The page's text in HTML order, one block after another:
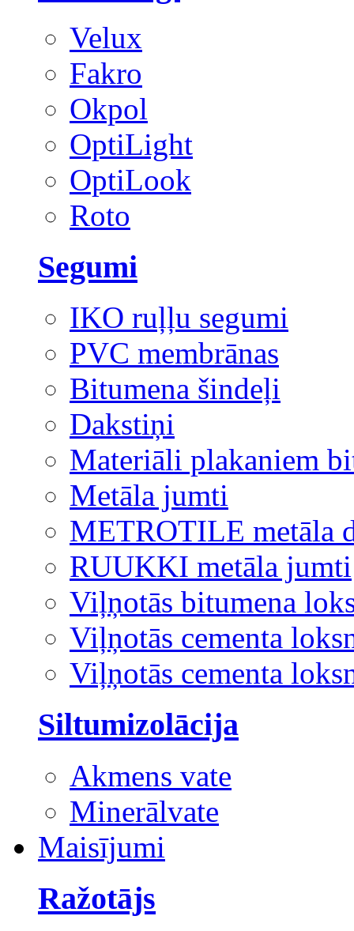
Velux
Fakro
Okpol
OptiLight
OptiLook
Roto
Segumi
IKO ruļļu segumi
PVC membrānas
Bitumena šindeļi
Dakstiņi
Materiāli plakaniem
Metāla jumti
METROTILE metāla
RUUKKI metāla jumti
Viļņotās bitumena
Viļņotās cementa
Viļņotās cementa
Siltumizolācija
Akmens vate
Minerālvate
Maisījumi
Ražotājs